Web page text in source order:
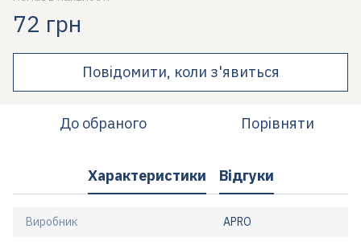
72 грн
Повідомити, коли з'явиться
До обраного Порівняти
Характеристики Відгуки
Виробник APRO